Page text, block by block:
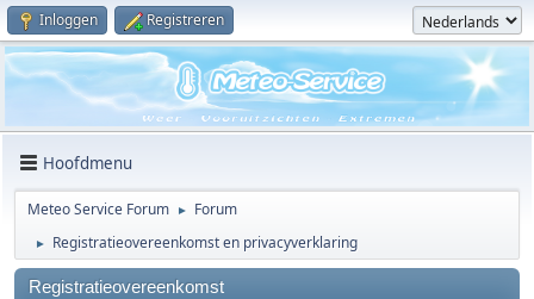
Inloggen Registreren
Hoofdmenu
Meteo Service Forum ► Forum
► Registratieovereenkomst en privacyverklaring
Registratieovereenkomst